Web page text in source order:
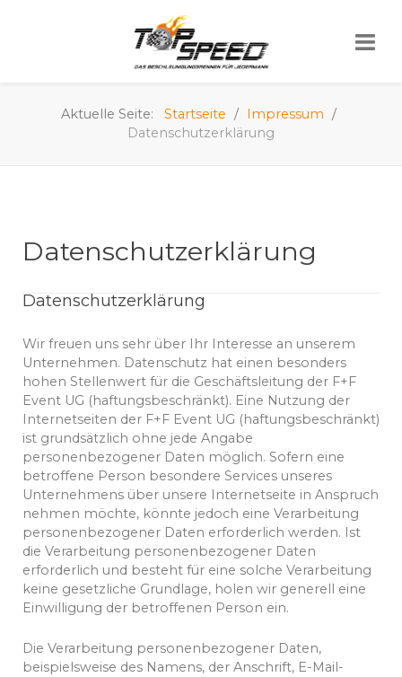
Aktuelle Seite: Startseite
Impressum
Datenschutzerklärung
Datenschutzerklärung
Datenschutzerklärung
Wir freuen uns sehr über Ihr Interesse an unserem
Unternehmen. Datenschutz hat einen besonders
hohen Stellenwert für die Geschäftsleitung der F+F
Event UG (haftungsbeschränkt). Eine Nutzung der
Internetseiten der F+F Event UG (haftungsbeschränkt)
ist grundsätzlich ohne jede Angabe
personenbezogener Daten möglich. Sofern eine
betroffene Person besondere Services unseres
Unternehmens über unsere Internetseite in Anspruch
nehmen möchte, könnte jedoch eine Verarbeitung
personenbezogener Daten erforderlich werden. Ist
die Verarbeitung personenbezogener Daten
erforderlich und besteht für eine solche Verarbeitung
keine gesetzliche Grundlage, holen wir generell eine
Einwilligung der betroffenen Person ein.
Die Verarbeitung personenbezogener Daten,
beispielsweise des Namens, der Anschrift, E-Mail-